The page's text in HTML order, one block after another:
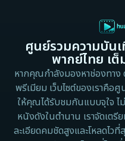
1983
1973
1962
ศูนย์รวมความบัน
พากย์ไทย เ
หากคุณกำลังมองหาช่องทา
พรีเมียม เว็บไซต์ของเราคือ
ให้คุณได้รับชมกันแบบจุใจ ไ
หนังดังในตำนาน เราจัดเต
ละเอียดคมชัดสูงและโหลดไว